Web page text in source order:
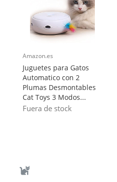
Amazon.es
Juguetes para Gatos
Automatico con 2
Plumas Desmontables
Cat Toys 3 Modos...
Fuera de stock